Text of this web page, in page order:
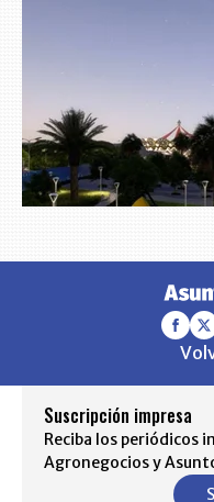
Suscripción impresa
Reciba los periódicos
Agronegocios y